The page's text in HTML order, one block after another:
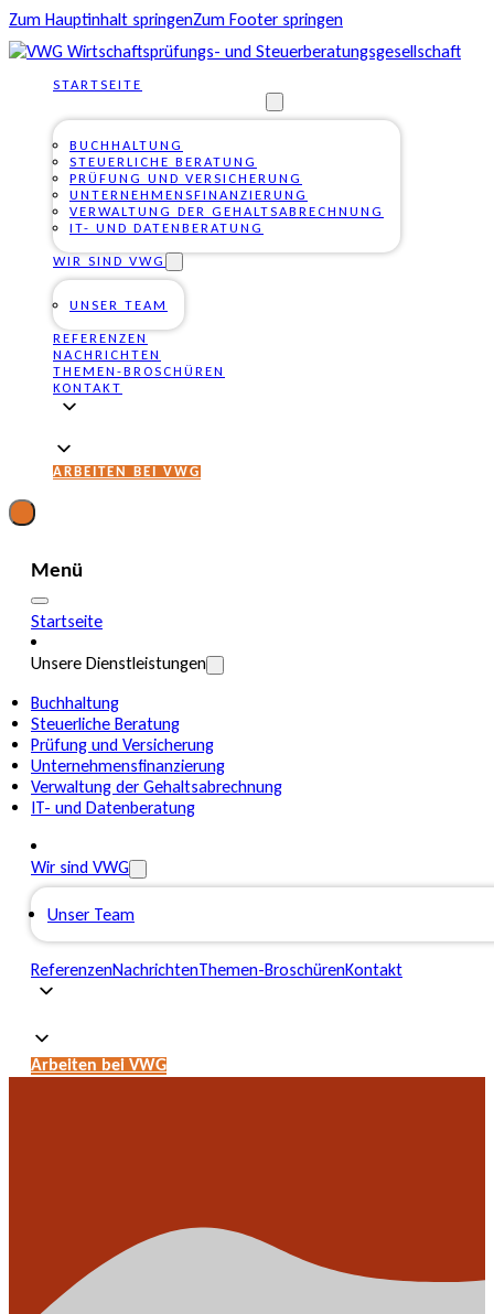
Zum Hauptinhalt springenZum Footer springen
STARTSEITE
BUCHHALTUNG
STEUERLICHE BERATUNG
PRÜFUNG UND VERSICHERUNG
UNTERNEHMENSFINANZIERUNG
VERWALTUNG DER GEHALTSABRECHNUNG
IT- UND DATENBERATUNG
WIR SIND VWG
UNSER TEAM
REFERENZEN
NACHRICHTEN
THEMEN-BROSCHÜREN
KONTAKT
ARBEITEN BEI VWG
Menü
Startseite
Unsere Dienstleistungen
Buchhaltung
Steuerliche Beratung
Prüfung und Versicherung
Unternehmensfinanzierung
Verwaltung der Gehaltsabrechnung
IT- und Datenberatung
Wir sind VWG
Unser Team
ReferenzenNachrichtenThemen-BroschürenKontakt
Arbeiten bei VWG